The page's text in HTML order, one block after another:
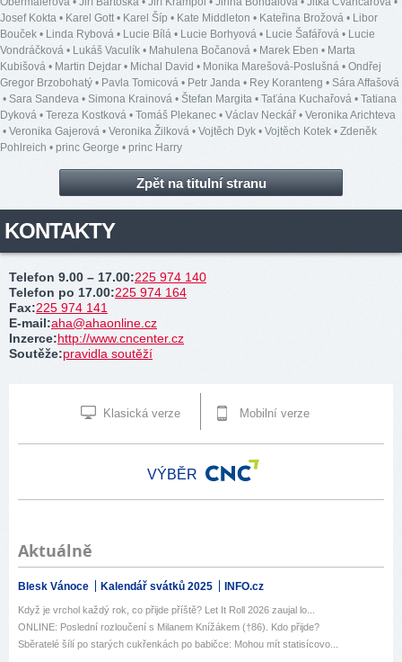
Josef Kokta • Karel Gott • Karel Šíp • Kate Middleton • Kateřina Brožová • Libor
Bouček • Linda Rybová • Lucie Bílá • Lucie Borhyová • Lucie Šafářová • Lucie
Vondráčková • Lukáš Vaculík • Mahulena Bočanová • Marek Eben • Marta
Kubišová • Martin Dejdar • Michal David • Monika Marešová-Poslušná • Ondřej
Gregor Brzobohatý • Pavla Tomicová • Petr Janda • Rey Koranteng • Sára Affašová
• Sara Sandeva • Simona Krainová • Štefan Margita • Taťána Kuchařová • Tatiana
Dyková • Tereza Kostková • Tomáš Plekanec • Václav Neckář • Veronika Arichteva
• Veronika Gajerová • Veronika Žilková • Vojtěch Dyk • Vojtěch Kotek • Zdeněk
Pohlreich • princ George • princ Harry
Zpět na titulní stranu
KONTAKTY
Telefon 9.00 – 17.00:225 974 140
Telefon po 17.00:225 974 164
Fax:225 974 141
E-mail:aha@ahaonline.cz
Inzerce:http://www.cncenter.cz
Soutěže:pravidla soutěží
Klasická verze Mobilní verze
VÝBĚR
Aktuálně
Blesk Vánoce Kalendář svátků 2025 INFO.cz
Když je vrchol každý rok, co přijde příště? Let It Roll 2026 zaujal lo...
ONLINE: Poslední rozloučení s Milanem Knížákem (†86). Kdo přijde?
Sběratelé šílí po starých cukřenkách po babičce: Mohou mít statisícovo...